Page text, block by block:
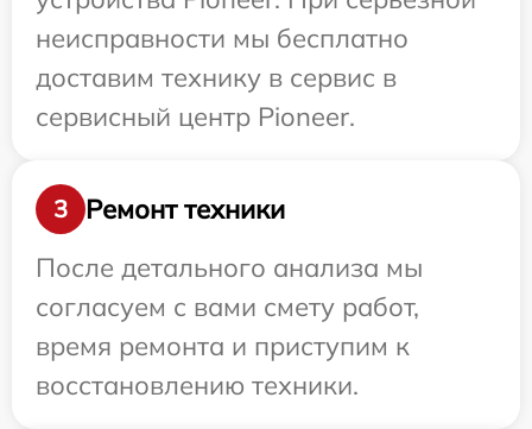
неисправности мы бесплатно
доставим технику в сервис в
сервисный центр Pioneer.
3
Ремонт техники
После детального анализа мы
согласуем с вами смету работ,
время ремонта и приступим к
восстановлению техники.